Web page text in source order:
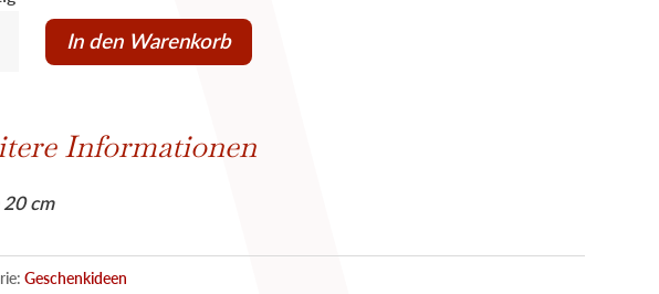
In den Warenkorb
Informationen
cm
Geschenkideen